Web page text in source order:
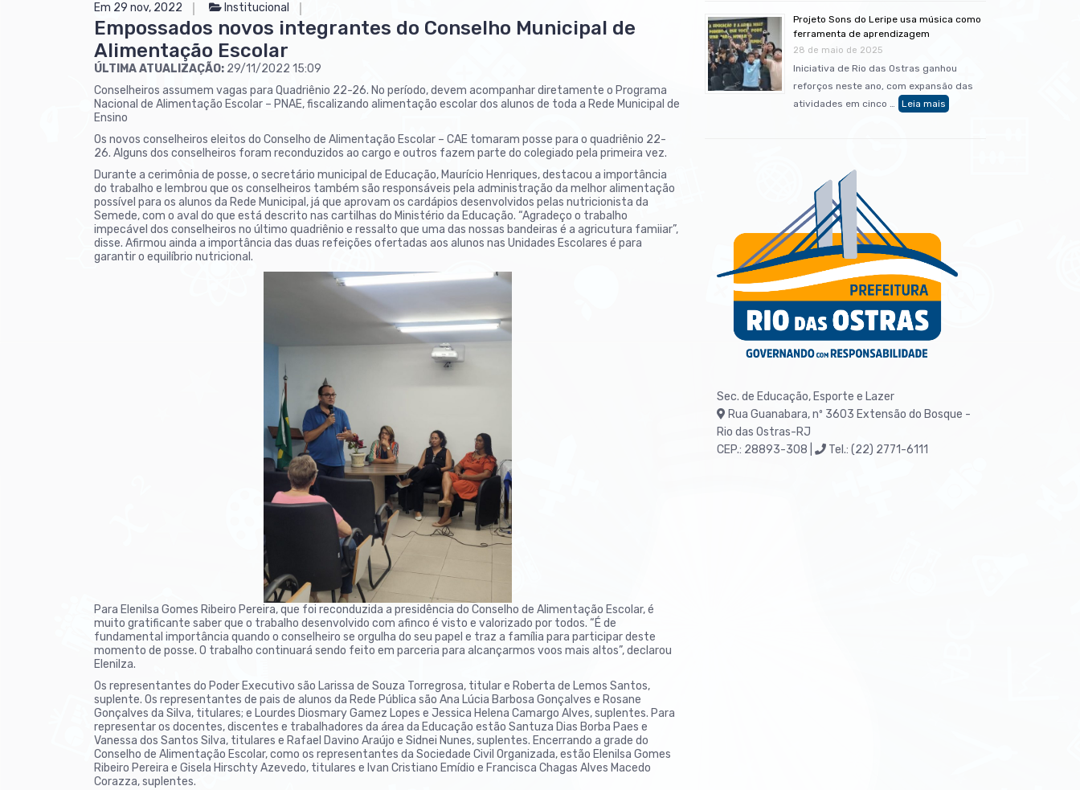
Em 29 nov, 2022 Institucional
Empossados novos integrantes do Conselho Municipal de
Alimentação Escolar
ÚLTIMA ATUALIZAÇÃO: 29/11/2022 15:09
Conselheiros assumem vagas para Quadriênio 22-26. No período, devem acompanhar diretamente o Programa
Nacional de Alimentação Escolar – PNAE, fiscalizando alimentação escolar dos alunos de toda a Rede Municipal de
Ensino
Os novos conselheiros eleitos do Conselho de Alimentação Escolar – CAE tomaram posse para o quadriênio 22-
26. Alguns dos conselheiros foram reconduzidos ao cargo e outros fazem parte do colegiado pela primeira vez.
Durante a cerimônia de posse, o secretário municipal de Educação, Maurício Henriques, destacou a importância
do trabalho e lembrou que os conselheiros também são responsáveis pela administração da melhor alimentação
possível para os alunos da Rede Municipal, já que aprovam os cardápios desenvolvidos pelas nutricionista da
Semede, com o aval do que está descrito nas cartilhas do Ministério da Educação. “Agradeço o trabalho
impecável dos conselheiros no último quadriênio e ressalto que uma das nossas bandeiras é a agricutura famiiar”,
disse. Afirmou ainda a importância das duas refeições ofertadas aos alunos nas Unidades Escolares é para
garantir o equilíbrio nutricional.
Para Elenilsa Gomes Ribeiro Pereira, que foi reconduzida a presidência do Conselho de Alimentação Escolar, é
muito gratificante saber que o trabalho desenvolvido com afinco é visto e valorizado por todos. “É de
fundamental importância quando o conselheiro se orgulha do seu papel e traz a família para participar deste
momento de posse. O trabalho continuará sendo feito em parceria para alcançarmos voos mais altos”, declarou
Elenilza.
Os representantes do Poder Executivo são Larissa de Souza Torregrosa, titular e Roberta de Lemos Santos,
suplente. Os representantes de pais de alunos da Rede Pública são Ana Lúcia Barbosa Gonçalves e Rosane
Gonçalves da Silva, titulares; e Lourdes Diosmary Gamez Lopes e Jessica Helena Camargo Alves, suplentes. Para
representar os docentes, discentes e trabalhadores da área da Educação estão Santuza Dias Borba Paes e
Vanessa dos Santos Silva, titulares e Rafael Davino Araújo e Sidnei Nunes, suplentes. Encerrando a grade do
Conselho de Alimentação Escolar, como os representantes da Sociedade Civil Organizada, estão Elenilsa Gomes
Ribeiro Pereira e Gisela Hirschty Azevedo, titulares e Ivan Cristiano Emídio e Francisca Chagas Alves Macedo
Corazza, suplentes.
Projeto Sons do Leripe usa música como
ferramenta de aprendizagem
28 de maio de 2025
Iniciativa de Rio das Ostras ganhou
reforços neste ano, com expansão das
atividades em cinco …
Sec. de Educação, Esporte e Lazer
Rua Guanabara, nº 3603 Extensão do Bosque -
Rio das Ostras-RJ
CEP.: 28893-308 |
Tel.: (22) 2771-6111